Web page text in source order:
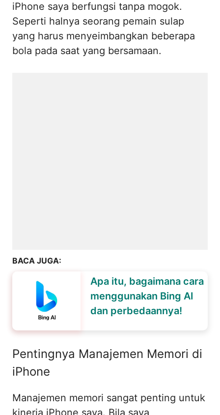
iPhone saya berfungsi tanpa mogok.
Seperti halnya seorang pemain sulap
yang harus menyeimbangkan beberapa
bola pada saat yang bersamaan.
BACA JUGA:
Apa itu, bagaimana cara
menggunakan Bing AI
dan perbedaannya!
Pentingnya Manajemen Memori di
iPhone
Manajemen memori sangat penting untuk
kinerja iPhone saya. Bila saya